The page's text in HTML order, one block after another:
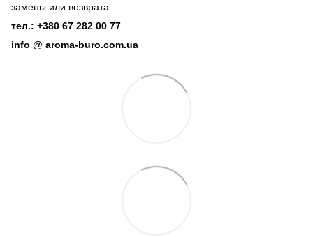
замены или возврата:
тел.: +380 67 282 00 77
info @ aroma-buro.com.ua